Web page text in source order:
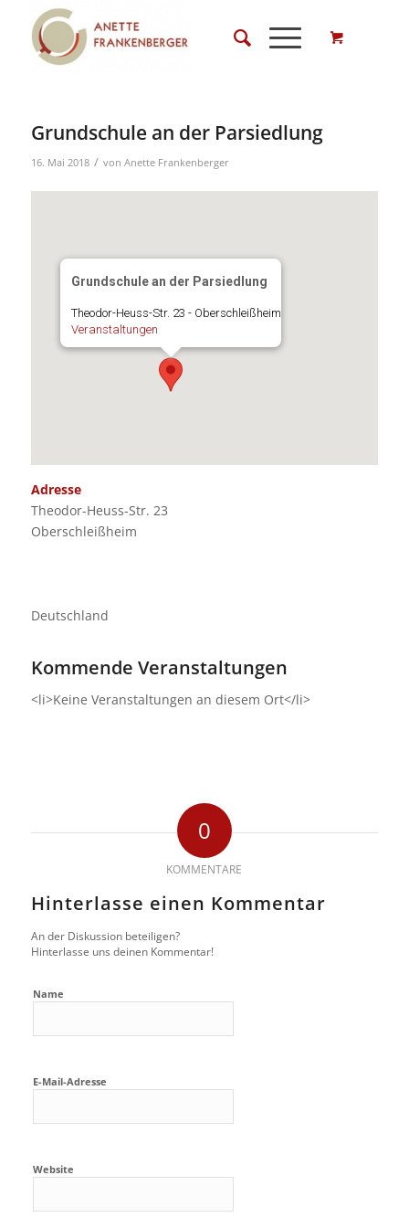
Grundschule an der Parsiedlung
16. Mai 2018 / von Anette Frankenberger
Grundschule an der Parsiedlung
Theodor-Heuss-Str. 23 - Oberschleißheim
Veranstaltungen
Adresse
Theodor-Heuss-Str. 23
Oberschleißheim
Deutschland
Kommende Veranstaltungen
<li>Keine Veranstaltungen an diesem Ort</li>
0
KOMMENTARE
Hinterlasse einen Kommentar
An der Diskussion beteiligen?
Hinterlasse uns deinen Kommentar!
Name
E-Mail-Adresse
Website